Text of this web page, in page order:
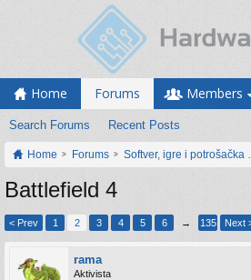
Home Forums
Search Forums Recent Posts
Members
Home Forums Softver, igre i potrošačka
Battlefield 4
< Prev 1 2 3 4 5 6 → 135 Next
rama
Aktivista